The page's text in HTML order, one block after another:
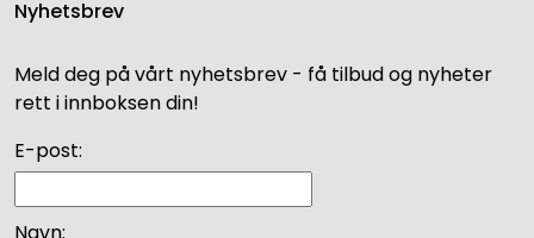
Nyhetsbrev
Meld deg på vårt nyhetsbrev - få tilbud og nyheter
rett i innboksen din!
E-post: